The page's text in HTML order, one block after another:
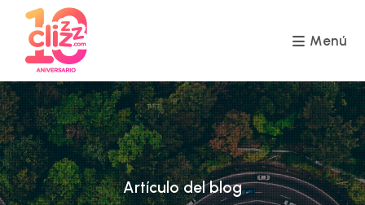
contenido
Menú
Artículo del blog